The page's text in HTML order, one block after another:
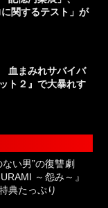
関するテスト」が
血まみれサバイバ
ト２』で大暴れす
ない男”の復讐劇
～怨み～』
典たっぷり